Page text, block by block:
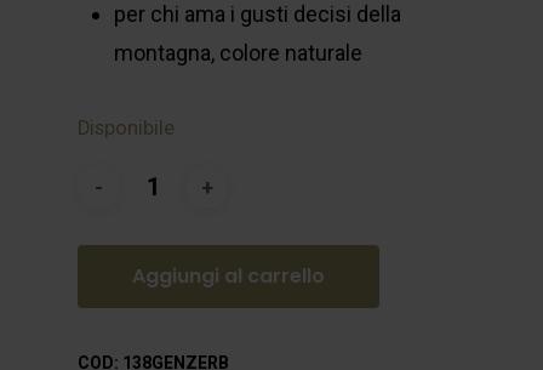
per chi ama i gusti decisi della
montagna, colore naturale
Disponibile
Aggiungi al carrello
COD: 138GENZERB